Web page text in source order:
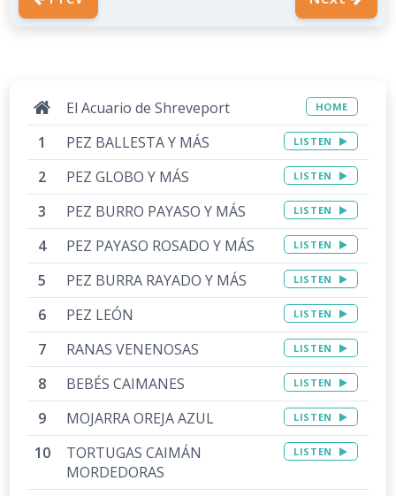
El Acuario de Shreveport HOME
PEZ BALLESTA Y MÁS LISTEN
PEZ GLOBO Y MÁS LISTEN
PEZ BURRO PAYASO Y MÁS LISTEN
PEZ PAYASO ROSADO Y MÁS LISTEN
PEZ BURRA RAYADO Y MÁS LISTEN
PEZ LEÓN LISTEN
RANAS VENENOSAS LISTEN
BEBÉS CAIMANES LISTEN
MOJARRA OREJA AZUL LISTEN
TORTUGAS CAIMÁN
MORDEDORAS
LISTEN